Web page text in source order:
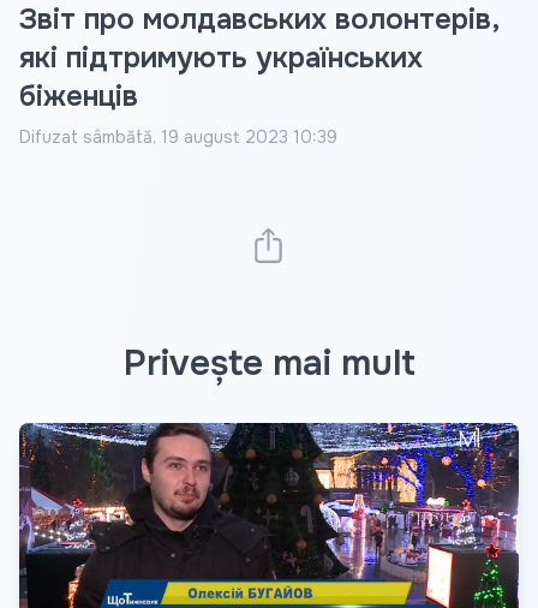
Звіт про молдавських волонтерів,
які підтримують українських
біженців
Difuzat sâmbătă, 19 august 2023 10:39
Privește mai mult